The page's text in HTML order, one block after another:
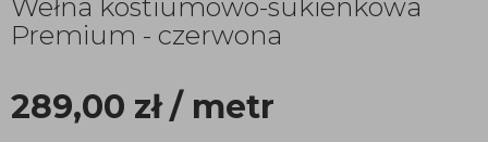
Wełna kostiumowo-sukienkowa
Premium - czerwona
289,00 zł/ metr